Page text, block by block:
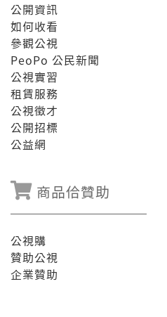
公開資訊
如何收看
參觀公視
PeoPo 公民新聞
公視實習
租賃服務
公視徵才
公開招標
公益網
商品佮贊助
公視購
贊助公視
企業贊助